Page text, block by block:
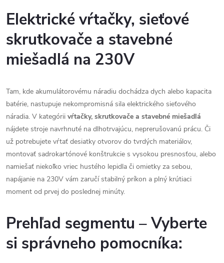
d
a
c
i
e
p
r
v
k
y
v
ý
p
á
n
k
o
n
i
e
Elektrické vŕtačky, sieťové
skrutkovače a stavebné
miešadlá na 230V
Tam, kde akumulátorovému náradiu dochádza dych alebo kapacita
batérie, nastupuje nekompromisná sila elektrického sieťového
náradia. V kategórii vŕtačky, skrutkovače a stavebné miešadlá
nájdete stroje navrhnuté na dlhotrvajúcu, neprerušovanú prácu. Či
už potrebujete vŕtať desiatky otvorov do tvrdých materiálov,
montovať sadrokartónové konštrukcie s vysokou presnosťou, alebo
namiešať niekoľko vriec hustého lepidla či omietky za sebou,
napájanie na 230V vám zaručí stabilný príkon a plný krútiaci
moment od prvej do poslednej minúty.
Prehľad segmentu – Vyberte
si správneho pomocníka: